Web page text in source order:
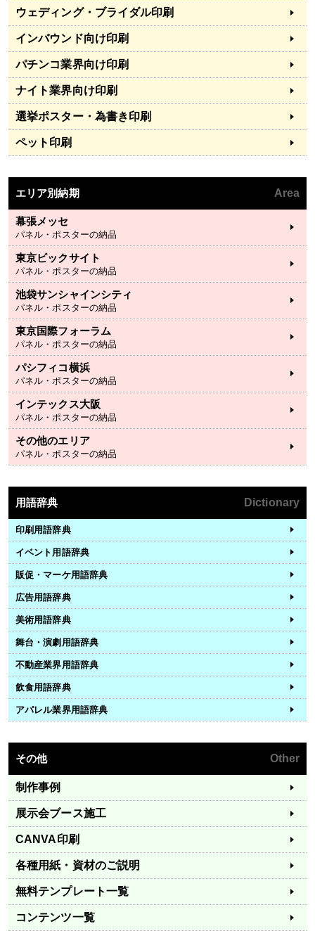
ウェディング・ブライダル印刷
インバウンド向け印刷
パチンコ業界向け印刷
ナイト業界向け印刷
選挙ポスター・為書き印刷
ペット印刷
エリア別納期 Area
幕張メッセ
パネル・ポスターの納品
東京ビックサイト
パネル・ポスターの納品
池袋サンシャインシティ
パネル・ポスターの納品
東京国際フォーラム
パネル・ポスターの納品
パシフィコ横浜
パネル・ポスターの納品
インテックス大阪
パネル・ポスターの納品
その他のエリア
パネル・ポスターの納品
用語辞典 Dictionary
印刷用語辞典
イベント用語辞典
販促・マーケ用語辞典
広告用語辞典
美術用語辞典
舞台・演劇用語辞典
不動産業界用語辞典
飲食用語辞典
アパレル業界用語辞典
その他 Other
制作事例
展示会ブース施工
CANVA印刷
各種用紙・資材のご説明
無料テンプレート一覧
コンテンツ一覧